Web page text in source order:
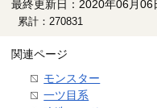
最終更新日：2020年06月
累計：270831
関連ページ
モンスター
一ツ目系